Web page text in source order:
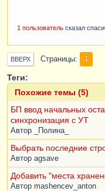
1 пользователь сказал
ВВЕРХ Страницы 1
Теги:
Похожие темы (5)
БП ввод начальных
синхронизация с УТ
Автор _Полина_
Выбрать последние
Автор agsave
Добавить "места
Автор mashencev_anton